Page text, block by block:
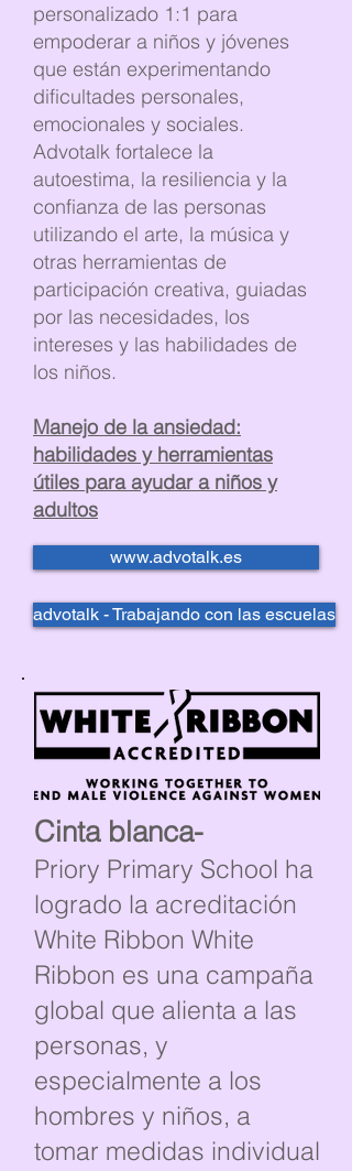
personalizado 1:1 para
empoderar a niños y jóvenes
que están experimentando
dificultades personales,
emocionales y sociales.
Advotalk fortalece la
autoestima, la resiliencia y la
confianza de las personas
utilizando el arte, la música y
otras herramientas de
participación creativa, guiadas
por las necesidades, los
intereses y las habilidades de
los niños.
Manejo de la ansiedad:
habilidades y herramientas
útiles para ayudar a niños y
adultos
www.advotalk.es
advotalk - Trabajando con las escuelas
Cinta blanca-
Priory Primary School ha
logrado la acreditación
White Ribbon White
Ribbon es una campaña
global que alienta a las
personas, y
especialmente a los
hombres y niños, a
tomar medidas individual